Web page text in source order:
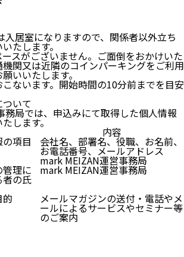
入居室になりますので、関係者以外立ち
たします。
スがございません。ご面倒をおかけいた
関又は近隣のコインパーキングをご利用
いいたします。
こないます。開始時間の10分前までを目安
いて
務局では、申込みにて取得した個人情報
します。
内容
項目 会社名、部署名、役職、お名前、
お電話番号、メールアドレス
mark MEIZAN運営事務局
理に
者の氏
mark MEIZAN運営事務局
メールマガジンの送付・電話やメ
ールによるサービスやセミナー等
のご案内